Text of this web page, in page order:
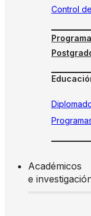
Control
Académicos
e